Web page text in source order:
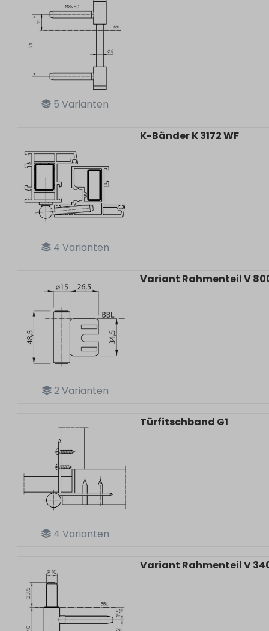
5 Varianten
4 Varianten
K-Bänder K 3172 WF
2Varianten
Variant Rahmenteil V
4 Varianten
Türfitschband G1
Variant Rahmenteil V